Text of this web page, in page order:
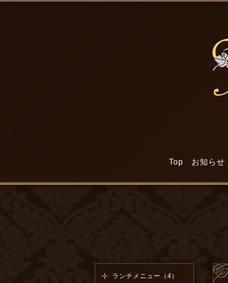
Top お知らせ
ランチメニュー（4）